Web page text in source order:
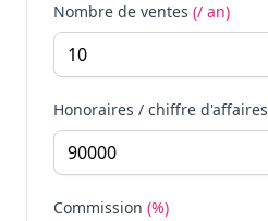
Nombre de ventes (/ an)
Honoraires / chiffre d'affaires
Commission (%)